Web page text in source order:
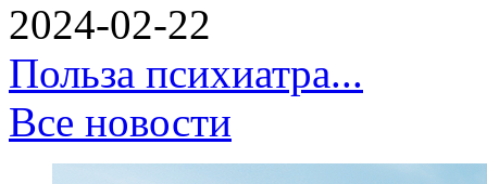
2024-02-22
Польза психиатра...
Все новости